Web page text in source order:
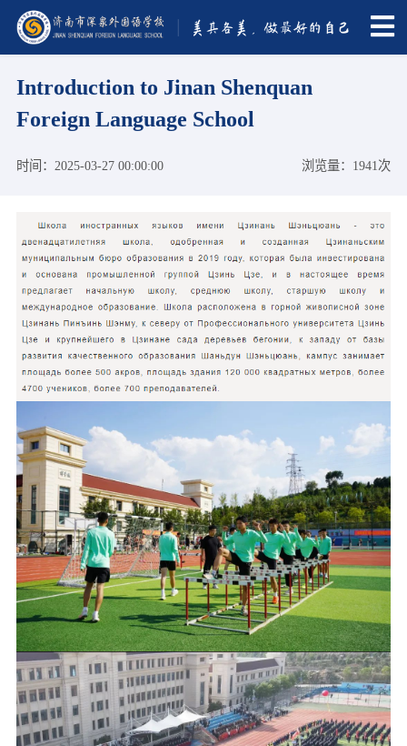
Introduction to Jinan Shenquan
Foreign Language School
时间：2025-03-27 00:00:00 浏览量：1941次